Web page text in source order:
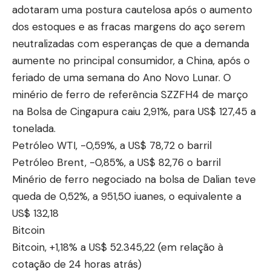
adotaram uma postura cautelosa após o aumento
dos estoques e as fracas margens do aço serem
neutralizadas com esperanças de que a demanda
aumente no principal consumidor, a China, após o
feriado de uma semana do Ano Novo Lunar. O
minério de ferro de referência SZZFH4 de março
na Bolsa de Cingapura caiu 2,91%, para US$ 127,45 a
tonelada.
Petróleo WTI, -0,59%, a US$ 78,72 o barril
Petróleo Brent, -0,85%, a US$ 82,76 o barril
Minério de ferro negociado na bolsa de Dalian teve
queda de 0,52%, a 951,50 iuanes, o equivalente a
US$ 132,18
Bitcoin
Bitcoin, +1,18% a US$ 52.345,22 (em relação à
cotação de 24 horas atrás)